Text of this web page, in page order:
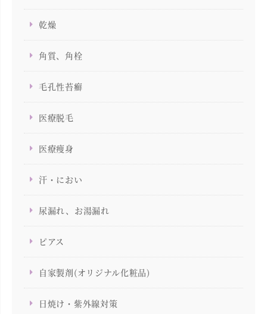
乾燥
角質、角栓
毛孔性苔癬
医療脱毛
医療痩身
汗・におい
尿漏れ、お湯漏れ
ピアス
自家製剤(オリジナル化粧品)
日焼け・紫外線対策